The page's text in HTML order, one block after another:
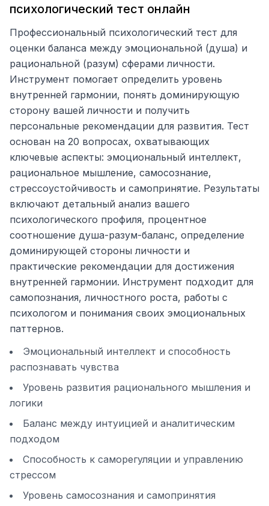
психологический тест онлайн
Профессиональный психологический тест для
оценки баланса между эмоциональной (душа) и
рациональной (разум) сферами личности.
Инструмент помогает определить уровень
внутренней гармонии, понять доминирующую
сторону вашей личности и получить
персональные рекомендации для развития. Тест
основан на 20 вопросах, охватывающих
ключевые аспекты: эмоциональный интеллект,
рациональное мышление, самосознание,
стрессоустойчивость и самопринятие. Результаты
включают детальный анализ вашего
психологического профиля, процентное
соотношение душа-разум-баланс, определение
доминирующей стороны личности и
практические рекомендации для достижения
внутренней гармонии. Инструмент подходит для
самопознания, личностного роста, работы с
психологом и понимания своих эмоциональных
паттернов.
Эмоциональный интеллект и способность
распознавать чувства
Уровень развития рационального мышления и
логики
Баланс между интуицией и аналитическим
подходом
Способность к саморегуляции и управлению
стрессом
Уровень самосознания и самопринятия